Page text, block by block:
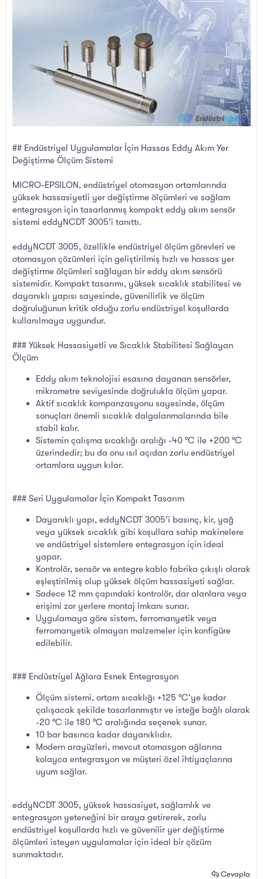
## Endüstriyel Uygulamalar İçin Hassas Eddy Akım Yer
Değiştirme Ölçüm Sistemi
MICRO-EPSILON, endüstriyel otomasyon ortamlarında
yüksek hassasiyetli yer değiştirme ölçümleri ve sağlam
entegrasyon için tasarlanmış kompakt eddy akım sensör
sistemi eddyNCDT 3005'i tanıttı.
eddyNCDT 3005, özellikle endüstriyel ölçüm görevleri ve
otomasyon çözümleri için geliştirilmiş hızlı ve hassas yer
değiştirme ölçümleri sağlayan bir eddy akım sensörü
sistemidir. Kompakt tasarımı, yüksek sıcaklık stabilitesi ve
dayanıklı yapısı sayesinde, güvenilirlik ve ölçüm
doğruluğunun kritik olduğu zorlu endüstriyel koşullarda
kullanılmaya uygundur.
### Yüksek Hassasiyetli ve Sıcaklık Stabilitesi Sağlayan
Ölçüm
Eddy akım teknolojisi esasına dayanan sensörler,
mikrometre seviyesinde doğrulukla ölçüm yapar.
Aktif sıcaklık kompanzasyonu sayesinde, ölçüm
sonuçları önemli sıcaklık dalgalanmalarında bile
stabil kalır.
Sistemin çalışma sıcaklığı aralığı -40 °C ile +200 °C
üzerindedir; bu da onu ısıl açıdan zorlu endüstriyel
ortamlara uygun kılar.
### Seri Uygulamalar İçin Kompakt Tasarım
Dayanıklı yapı, eddyNCDT 3005'i basınç, kir, yağ
veya yüksek sıcaklık gibi koşullara sahip makinelere
ve endüstriyel sistemlere entegrasyon için ideal
yapar.
Kontrolör, sensör ve entegre kablo fabrika çıkışlı olarak
eşleştirilmiş olup yüksek ölçüm hassasiyeti sağlar.
Sadece 12 mm çapındaki kontrolör, dar alanlara veya
erişimi zor yerlere montaj imkanı sunar.
Uygulamaya göre sistem, ferromanyetik veya
ferromanyetik olmayan malzemeler için konfigüre
edilebilir.
### Endüstriyel Ağlara Esnek Entegrasyon
Ölçüm sistemi, ortam sıcaklığı +125 °C'ye kadar
çalışacak şekilde tasarlanmıştır ve isteğe bağlı olarak
-20 °C ile 180 °C aralığında seçenek sunar.
10 bar basınca kadar dayanıklıdır.
Modern arayüzleri, mevcut otomasyon ağlarına
kolayca entegrasyon ve müşteri özel ihtiyaçlarına
uyum sağlar.
eddyNCDT 3005, yüksek hassasiyet, sağlamlık ve
entegrasyon yeteneğini bir araya getirerek, zorlu
endüstriyel koşullarda hızlı ve güvenilir yer değiştirme
ölçümleri isteyen uygulamalar için ideal bir çözüm
sunmaktadır.
Cevapla